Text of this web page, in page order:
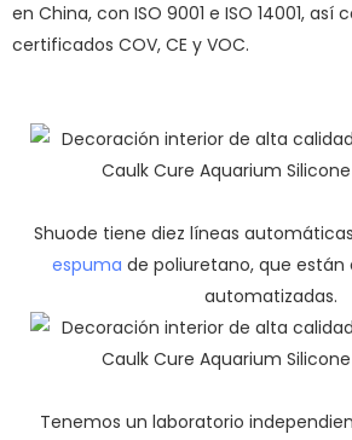
en China, con ISO 9001 e ISO 14001, así
certificados COV, CE y VOC.
Shuode tiene diez líneas
espuma de poliuretano, que
automatizadas.
Tenemos un laboratorio